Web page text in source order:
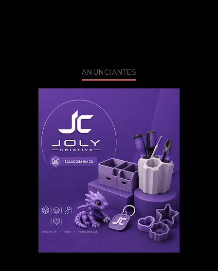
ANUNCIANTES